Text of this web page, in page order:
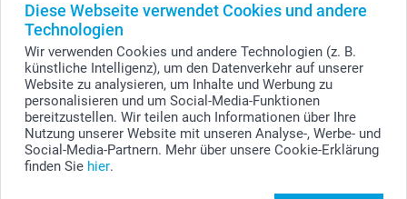
Diese Webseite verwendet Cookies und andere
Technologien
Wir verwenden Cookies und andere Technologien (z. B.
künstliche Intelligenz), um den Datenverkehr auf unserer
Website zu analysieren, um Inhalte und Werbung zu
personalisieren und um Social-Media-Funktionen
bereitzustellen. Wir teilen auch Informationen über Ihre
Nutzung unserer Website mit unseren Analyse-, Werbe- und
Social-Media-Partnern. Mehr über unsere Cookie-Erklärung
finden Sie hier.
© smartphoto Group. Alle Rechte vorbehalten.
Alle Preise verstehen sich in Schweizer Franken (CHF) inkl. MwSt. und zzgl.
Versandkosten.